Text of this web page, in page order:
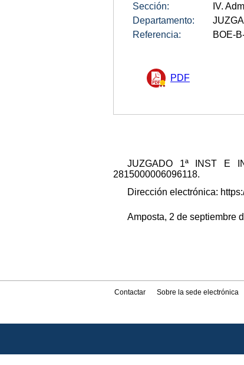
Sección:
IV.
Departamento:
Referencia:
BOE-
PDF
JUZGADO 1ª INST E
2815000006096118.
Dirección electrónica:
Amposta, 2 de septiembre
Contactar Sobre la sede electrónica